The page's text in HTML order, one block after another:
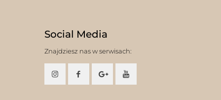
Social Media
Znajdziesz nas w serwisach: